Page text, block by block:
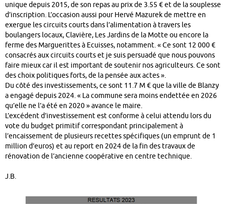
unique depuis 2015, de son repas au prix de 3.55 € et de la souplesse
d’inscription. L’occasion aussi pour Hervé Mazurek de mettre en
exergue les circuits courts dans l’alimentation à travers les
boulangers locaux, Clavière, Les Jardins de la Motte ou encore la
ferme des Marguerittes à Ecuisses, notamment. « Ce sont 12 000 €
consacrés aux circuits courts et je suis persuadé que nous pouvons
faire mieux car il est important de soutenir nos agriculteurs. Ce sont
des choix politiques forts, de la pensée aux actes ».
Du côté des investissements, ce sont 11.7 M € que la ville de Blanzy
a engagé depuis 2024. « La commune sera moins endettée en 2026
qu’elle ne l’a été en 2020 » avance le maire.
L’excédent d’investissement est conforme à celui attendu lors du
vote du budget primitif correspondant principalement à
l’encaissement de plusieurs recettes spécifiques (un emprunt de 1
million d’euros) et au report en 2024 de la fin des travaux de
rénovation de l’ancienne coopérative en centre technique.
J.B.